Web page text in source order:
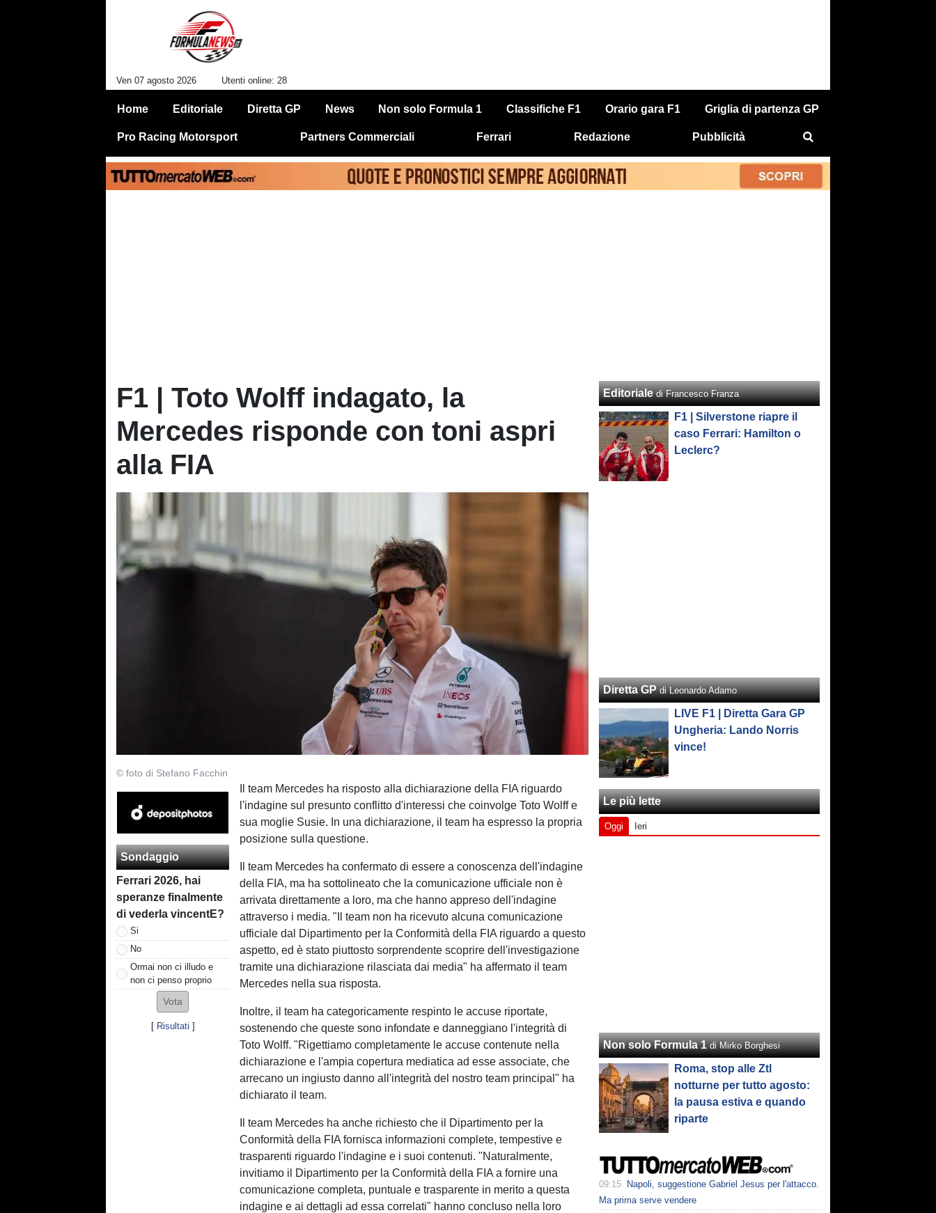
Ven 07 agosto 2026 Utenti online: 28
Home Editoriale Diretta GP News Non solo Formula 1 Classifiche F1 Orario gara F1 Griglia di partenza GP
Pro Racing Motorsport Partners Commerciali Ferrari Redazione Pubblicità
F1 | Toto Wolff indagato, la
Mercedes risponde con toni aspri
alla FIA
© foto di Stefano Facchin
Sondaggio
Ferrari 2026, hai
speranze finalmente
di vederla vincentE?
Si
No
Ormai non ci illudo e
non ci penso proprio
[ Risultati ]
Il team Mercedes ha risposto alla dichiarazione della FIA riguardo
l'indagine sul presunto conflitto d'interessi che coinvolge Toto Wolff e
sua moglie Susie. In una dichiarazione, il team ha espresso la propria
posizione sulla questione.
Il team Mercedes ha confermato di essere a conoscenza dell'indagine
della FIA, ma ha sottolineato che la comunicazione ufficiale non è
arrivata direttamente a loro, ma che hanno appreso dell'indagine
attraverso i media. "Il team non ha ricevuto alcuna comunicazione
ufficiale dal Dipartimento per la Conformità della FIA riguardo a questo
aspetto, ed è stato piuttosto sorprendente scoprire dell'investigazione
tramite una dichiarazione rilasciata dai media" ha affermato il team
Mercedes nella sua risposta.
Inoltre, il team ha categoricamente respinto le accuse riportate,
sostenendo che queste sono infondate e danneggiano l'integrità di
Toto Wolff. "Rigettiamo completamente le accuse contenute nella
dichiarazione e l'ampia copertura mediatica ad esse associate, che
arrecano un ingiusto danno all'integrità del nostro team principal" ha
dichiarato il team.
Il team Mercedes ha anche richiesto che il Dipartimento per la
Conformità della FIA fornisca informazioni complete, tempestive e
trasparenti riguardo l'indagine e i suoi contenuti. "Naturalmente,
invitiamo il Dipartimento per la Conformità della FIA a fornire una
comunicazione completa, puntuale e trasparente in merito a questa
indagine e ai dettagli ad essa correlati" hanno concluso nella loro
Editoriale di Francesco Franza
F1 | Silverstone riapre il
caso Ferrari: Hamilton o
Leclerc?
Diretta GP di Leonardo Adamo
LIVE F1 | Diretta Gara GP
Ungheria: Lando Norris
vince!
Le più lette
Oggi Ieri
Non solo Formula 1 di Mirko Borghesi
Roma, stop alle Ztl
notturne per tutto agosto:
la pausa estiva e quando
riparte
09:15
Napoli, suggestione Gabriel Jesus per l'attacco.
Ma prima serve vendere